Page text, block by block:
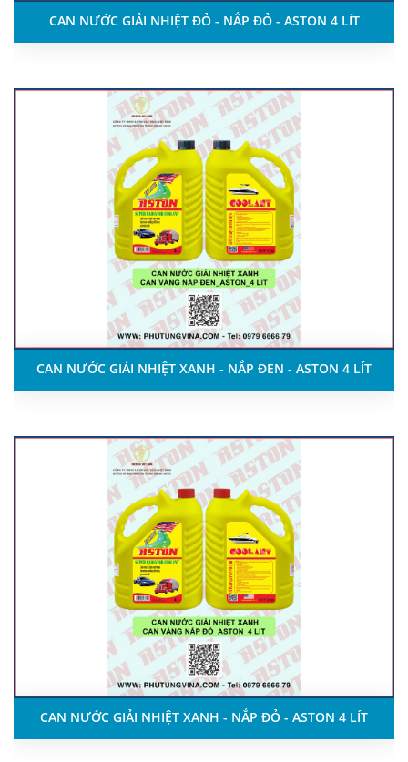
CAN NƯỚC GIẢI NHIỆT ĐỎ - NẮP ĐỎ - ASTON 4 LÍT
CAN NƯỚC GIẢI NHIỆT XANH - NẮP ĐEN - ASTON 4 LÍT
CAN NƯỚC GIẢI NHIỆT XANH - NẮP ĐỎ - ASTON 4 LÍT